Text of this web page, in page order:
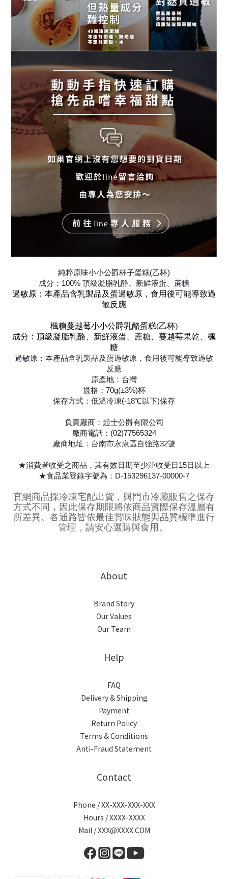
純粹原味小小公爵杯子蛋糕(乙杯)
成分：100% 頂級凝脂乳酪、新鮮液蛋、蔗糖
過敏原：本產品含乳製品及蛋過敏原，食用後可能導致過
敏反應
楓糖蔓越莓小小公爵乳酪蛋糕(乙杯)
成分：頂級凝脂乳酪、新鮮液蛋、蔗糖、蔓越莓果乾、楓
糖
過敏原：本產品含乳製品及蛋過敏原，食用後可能導致過敏
反應
原產地：台灣
規格：70g(±3%)杯
保存方式：低溫冷凍(-18℃以下)保存
負責廠商：起士公爵有限公司
廠商電話：(02)77565324
廠商地址：台南市永康區自強路32號
★消費者收受之商品，其有效日期至少距收受日15日以上
★食品業登錄字號為：D-153296137-00000-7
官網商品採冷凍宅配出貨，與門市冷藏販售之保存
方式不同，因此保存期限將依商品實際保存溫層有
所差異。各通路皆依最佳賞味狀態與品質標準進行
管理，請安心選購與食用。
About
Brand Story
Our Values
Our Team
Help
FAQ
Delivery & Shipping
Payment
Return Policy
Terms & Conditions
Anti-Fraud Statement
Contact
Phone / XX-XXX-XXX-XXX
Hours / XXXX-XXXX
Mail / XXX@XXXX.COM